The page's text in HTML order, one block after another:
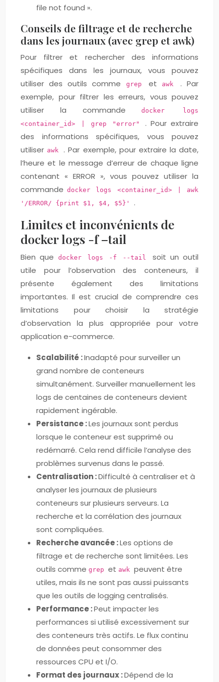
file not found ».
Conseils de filtrage et de recherche
dans les journaux (avec grep et awk)
Pour filtrer et rechercher des informations
spécifiques dans les journaux, vous pouvez
utiliser des outils comme
grep et awk . Par
exemple, pour filtrer les erreurs, vous pouvez
utiliser la commandedocker logs
<container_id> | grep "error" . Pour extraire
des informations spécifiques, vous pouvez
utiliser awk . Par exemple, pour extraire la date,
l’heure et le message d’erreur de chaque ligne
contenant « ERROR », vous pouvez utiliser la
commandedocker logs <container_id> | awk
'/ERROR/ {print $1, $4, $5}' .
Limites et inconvénients de
docker logs -f –tail
Bien que docker logs -f --tail soit un outil
utile pour l’observation des conteneurs, il
présente également des limitations
importantes. Il est crucial de comprendre ces
limitations pour choisir la stratégie
d’observation la plus appropriée pour votre
application e-commerce.
Scalabilité :Inadapté pour surveiller un
grand nombre de conteneurs
simultanément. Surveiller manuellement les
logs de centaines de conteneurs devient
rapidement ingérable.
Persistance :Les journaux sont perdus
lorsque le conteneur est supprimé ou
redémarré. Cela rend difficile l’analyse des
problèmes survenus dans le passé.
Centralisation :Difficulté à centraliser et à
analyser les journaux de plusieurs
conteneurs sur plusieurs serveurs. La
recherche et la corrélation des journaux
sont compliquées.
Recherche avancée :Les options de
filtrage et de recherche sont limitées. Les
outils comme grep et awk peuvent être
utiles, mais ils ne sont pas aussi puissants
que les outils de logging centralisés.
Performance :Peut impacter les
performances si utilisé excessivement sur
des conteneurs très actifs. Le flux continu
de données peut consommer des
ressources CPU et I/O.
Format des journaux :Dépend de la